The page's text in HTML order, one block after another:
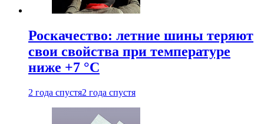
Роскачество: летние шины теряют
свои свойства при температуре
ниже +7 °C
2 года спустя2 года спустя